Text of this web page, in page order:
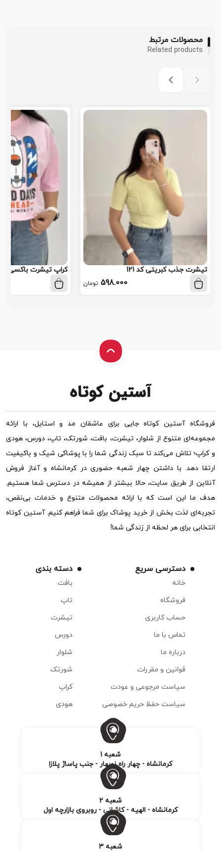
محصولات مرتبط
Related products
تیشرت جذب کبریتی کد 121
598.000 تومان
کراپ تیشرت باکسی
فروشگاه آستین کوتاه جایی برای عاشقان مد و استایل، با ارائه
مجموعه‌ای متنوع از شلوار، تیشرت، بافت، شورتک، تاپ، دورس، هودی
و کراپ؛ تلاش می‌کند تا سبک زندگی شما را با پوشاکی شیک و باکیفیت
ارتقا دهد. با داشتن چهار شعبه حضوری در کرمانشاه و آغاز فروش
آنلاین از طریق سایت، حالا بیشتر از همیشه در دسترس شما هستیم.
هدف ما این است که با ارائه محصولات متنوع و خدمات بی‌نقص،
تجربه‌ای لذت بخش از خرید پوشاک برای شما فراهم کنیم. آستین کوتاه
انتخابی برای هر لحظه از زندگی شما!
دسترسی سریع
خانه
فروشگاه
حساب کاربری
تماس با ما
درباره ما
قوانین و مقررات
سیاست مرجوعی و عودت
سیاست حفظ حریم خصوصی
دسته بندی
بافت
تاپ
تیشرت
دورس
شلوار
شورتک
کراپ
هودی
شعبه 1
کرمانشاه - چهار راه نوبهار - جنب پاساژ پلازا
شعبه 2
کرمانشاه - الهیه - کاشانی - روبروی بازارچه اول
شعبه 3